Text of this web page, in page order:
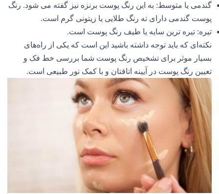
گندمی یا متوسط: به این رنگ پوست برنزه نیز گفته می شود. رنگ
پوست گندمی ​​دارای ته رنگ طلایی یا زیتونی گرم است.
تیره: تیره ترین سایه یا طیف رنگ پوست است.
نکته‌ای که باید توجه داشته باشید این است که یکی از راه‌های
بسیار موثر برای تشخیص رنگ پوست شما بررسی خط فک و
تعیین رنگ پوست در آیینه اتاقتان و با کمک نور طبیعی است.